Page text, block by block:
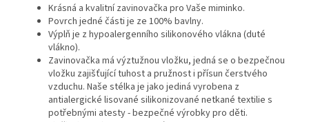
Krásná a kvalitní zavinovačka pro Vaše miminko.
Povrch jedné části je ze 100% bavlny.
Výplň je z hypoalergenního silikonového vlákna (duté
vlákno).
Zavinovačka má výztužnou vložku, jedná se o bezpečnou
vložku zajišťující tuhost a pružnost i přísun čerstvého
vzduchu. Naše stélka je jako jediná vyrobena z
antialergické lisované silikonizované netkané textilie s
potřebnými atesty - bezpečné výrobky pro děti.